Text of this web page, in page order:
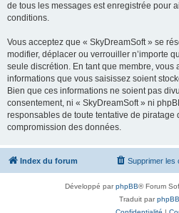
de tous les messages est enregistrée pour
conditions.
Vous acceptez que « SkyDreamSoft » se
modifier, déplacer ou verrouiller n’importe
seule discrétion. En tant que membre, vous
informations que vous saisissez soient
Bien que ces informations ne soient pas
consentement, ni « SkyDreamSoft » ni
responsables de toute tentative de piratage
compromission des données.
Index du forum Supprimer les
Développé parphpBB® Forum
Traduit par